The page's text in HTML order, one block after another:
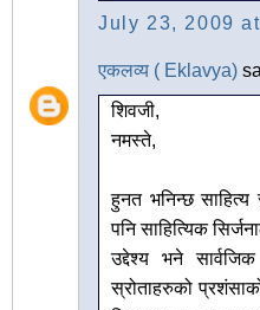
July 23, 2009
एकलव्य ( Eklavya)
शिवजी,
नमस्ते,
हुनत भनिन्छ
पनि साहित्यिक
उद्देश्य भने
स्रोताहरुको